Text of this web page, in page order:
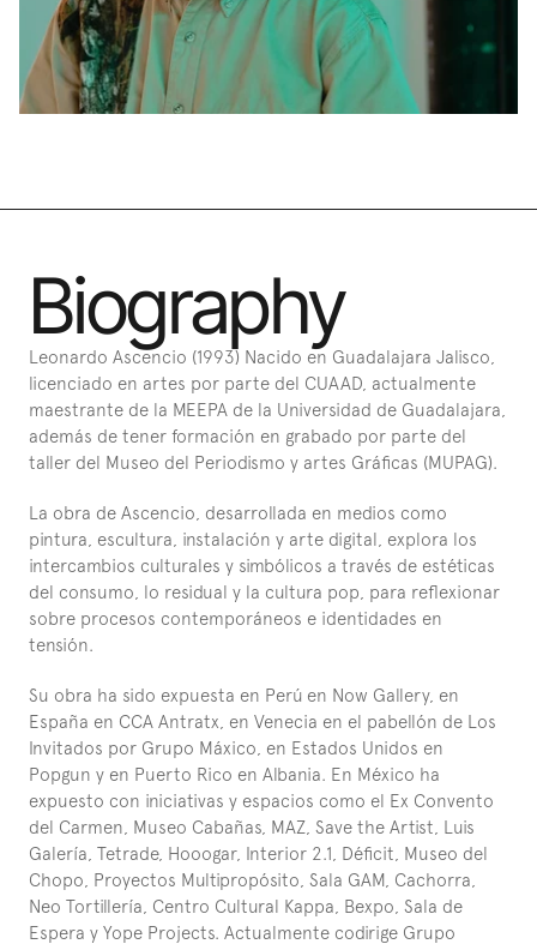
Biography
Leonardo Ascencio (1993) Nacido en Guadalajara Jalisco,
licenciado en artes por parte del CUAAD, actualmente
maestrante de la MEEPA de la Universidad de Guadalajara,
además de tener formación en grabado por parte del
taller del Museo del Periodismo y artes Gráficas (MUPAG).
La obra de Ascencio, desarrollada en medios como
pintura, escultura, instalación y arte digital, explora los
intercambios culturales y simbólicos a través de estéticas
del consumo, lo residual y la cultura pop, para reflexionar
sobre procesos contemporáneos e identidades en
tensión.
Su obra ha sido expuesta en Perú en Now Gallery, en
España en CCA Antratx, en Venecia en el pabellón de Los
Invitados por Grupo Máxico, en Estados Unidos en
Popgun y en Puerto Rico en Albania. En México ha
expuesto con iniciativas y espacios como el Ex Convento
del Carmen, Museo Cabañas, MAZ, Save the Artist, Luis
Galería, Tetrade, Hooogar, Interior 2.1, Déficit, Museo del
Chopo, Proyectos Multipropósito, Sala GAM, Cachorra,
Neo Tortillería, Centro Cultural Kappa, Bexpo, Sala de
Espera y Yope Projects. Actualmente codirige Grupo